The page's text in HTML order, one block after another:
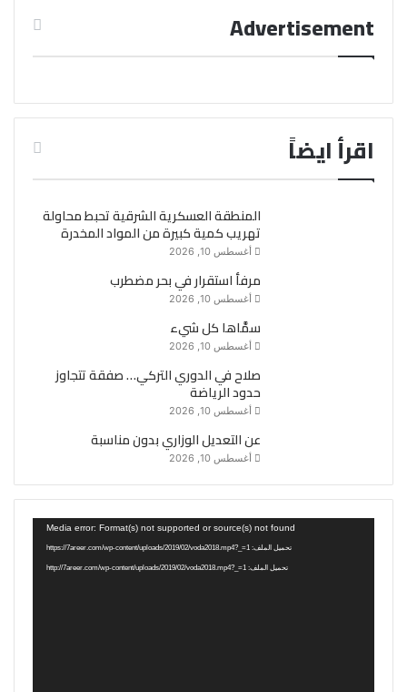
Advertisement
اقرأ ايضاً
المنطقة العسكرية الشرقية تحبط محاولة
تهريب كمية كبيرة من المواد المخدرة
أغسطس 10, 2026
مرفأ استقرار في بحر مضطرب
أغسطس 10, 2026
سمَّاها كل شيء
أغسطس 10, 2026
صلاح في الدوري التركي… صفقة تتجاوز
حدود الرياضة
أغسطس 10, 2026
عن التعديل الوزاري بدون مناسبة
أغسطس 10, 2026
Media error: Format(s) not supported or source(s) not found
تحميل الملف: https://7areer.com/wp-content/uploads/2019/02/voda2018.mp4?_=1
تحميل الملف: http://7areer.com/wp-content/uploads/2019/02/voda2018.mp4?_=1